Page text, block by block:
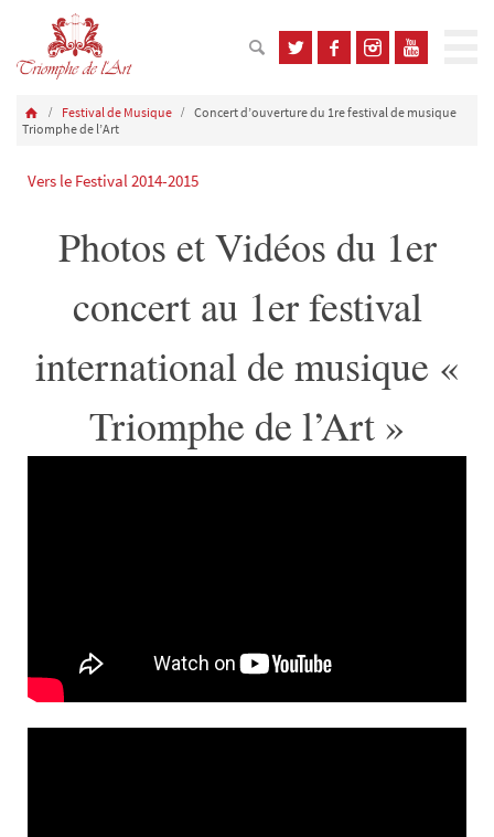
Festival de Musique
Concert d’ouverture du 1re festival de musique
Triomphe de l’Art
Vers le Festival 2014-2015
Photos et Vidéos du 1er
concert au 1er festival
international de musique «
Triomphe de l’Art »